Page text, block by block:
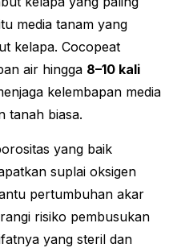
media tanam yang
kelapa. Cocopeat
air hingga 8–10 kali
kelembapan media
tanah biasa.
yang baik
suplai oksigen
pertumbuhan akar
risiko pembusukan
yang steril dan